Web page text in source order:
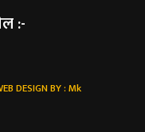
:-
DESIGN BY :Mk